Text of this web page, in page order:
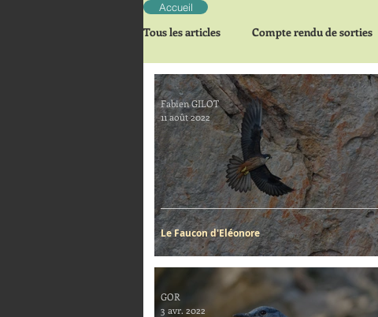
Tous les articles Compte rendu de sorties
Zoom sur une espèce
Le Faucon d'Eléonore
Fabien GILOT
11 août 2022
GOR
3 avr. 2022
Accueil